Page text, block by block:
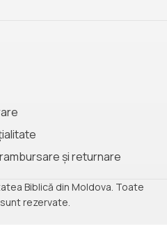
și returnare
Biblică din Moldova. Toate
rezervate.